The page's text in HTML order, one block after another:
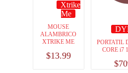
Xtrike
Me
MOUSE
ALAMBRICO
XTRIKE ME
$13.99
PORTATIL
CORE i7
$